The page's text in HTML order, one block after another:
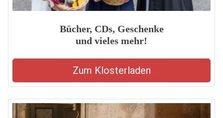
Bücher, CDs, Geschenke
und vieles mehr!
Zum Klosterladen